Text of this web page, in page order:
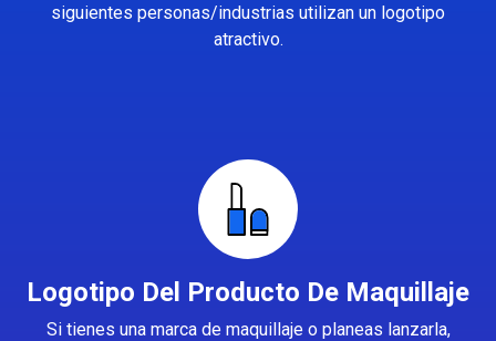
siguientes personas/industrias utilizan un logotipo
atractivo.
Logotipo Del Producto De Maquillaje
Si tienes una marca de maquillaje o planeas lanzarla,